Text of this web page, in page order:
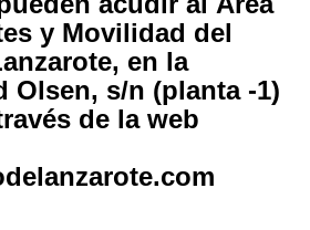
y Movilidad del
en la
Olsen, s/n (planta -1)
de la web